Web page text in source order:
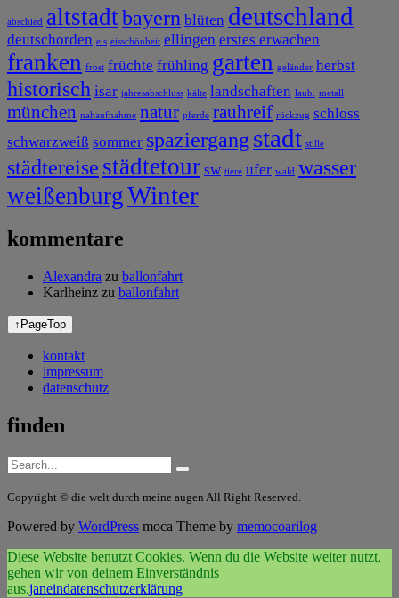
abschied altstadtbayern blüten deutschland
deutschorden eis eisschönheit ellingen erstes erwachen
franken frost früchte frühling garten geländer herbst
historisch isar jahresabschluss kälte landschaften laub. metall
münchen nahaufnahme natur pferde rauhreif rückzug schloss
schwarzweiß sommer spaziergang stadt stille
städtereise städtetour sw tiere ufer wald wasser
weißenburgWinter
kommentare
Alexandra zu ballonfahrt
Karlheinz zu ballonfahrt
↑ PageTop
kontakt
impressum
datenschutz
finden
Copyright © die welt durch meine augen All Right Reserved.
Powered by WordPress moca Theme by memocoarilog
Diese Website benutzt Cookies. Wenn du die Website weiter nutzt,
gehen wir von deinem Einverständnis
aus.janeindatenschutzerklärung